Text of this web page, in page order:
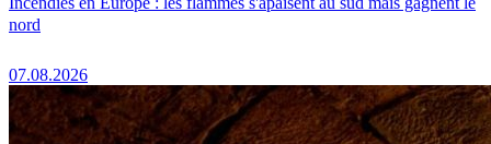
nord
07.08.2026